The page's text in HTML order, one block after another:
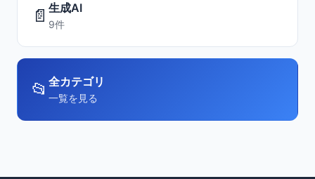
📄 生成AI
9件
📂 全カテゴリ
一覧を見る